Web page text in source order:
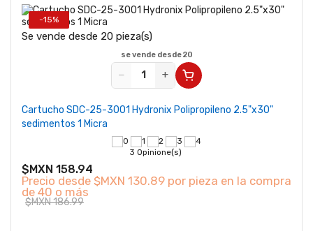
-15%
Se vende desde 20 pieza(s)
se vende desde 20
− +
Cartucho SDC-25-3001 Hydronix Polipropileno 2.5"x30"
sedimentos 1 Micra
3 Opinione(s)
$MXN 158.94
Precio desde $MXN 130.89 por pieza en la compra
de 40 o más
$MXN 186.99